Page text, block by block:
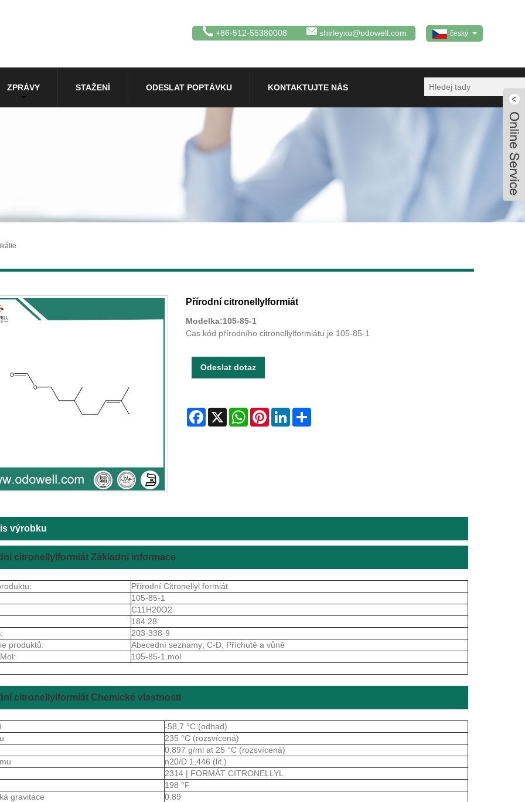
český
+86-512-55380008 shirleyxu@odowell.com
ZPRÁVY STAŽENÍ ODESLAT POPTÁVKU KONTAKTUJTE NÁS
Přírodní citronellylformiát
Modelka:105-85-1
Cas kód přírodního citronellylformiátu je 105-85-1
Odeslat dotaz
Facebook
X WhatsAppPinterestLinkedInShare
výrobku
citronellylformiát Základní informace
Přírodní Citronellyl formiát
105-85-1
C11H20O2
184.28
203-338-9
produktů:
Abecední seznamy; C-D; Příchutě a vůně
105-85-1.mol
citronellylformiát Chemické vlastnosti
-58,7 °C (odhad)
235 °C (rozsvícená)
0,897 g/ml at 25 °C (rozsvícená)
n20/D 1,446 (lit.)
2314 | FORMÁT CITRONELLYL
198 °F
gravitace
0.89